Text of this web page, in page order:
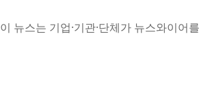
이 뉴스는 기업·기관·단체가 뉴스와이